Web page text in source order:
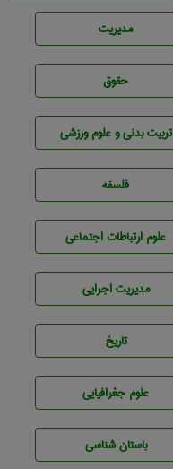
مديريت
حقوق
تربيت بدنی و علوم ورزشی
فلسفه
علوم ارتباطات اجتماعی
مديريت اجرايی
تاريخ
علوم جغرافيايی
باستان شناسی